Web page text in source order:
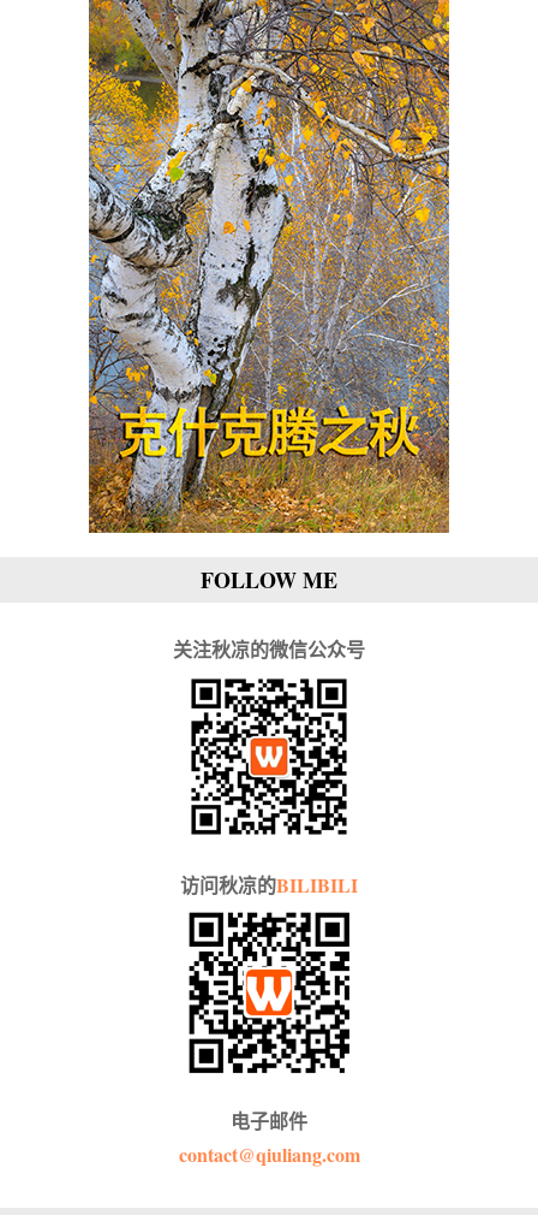
FOLLOW ME
关注秋凉的微信公众号
访问秋凉的BILIBILI
电子邮件
contact@qiuliang.com